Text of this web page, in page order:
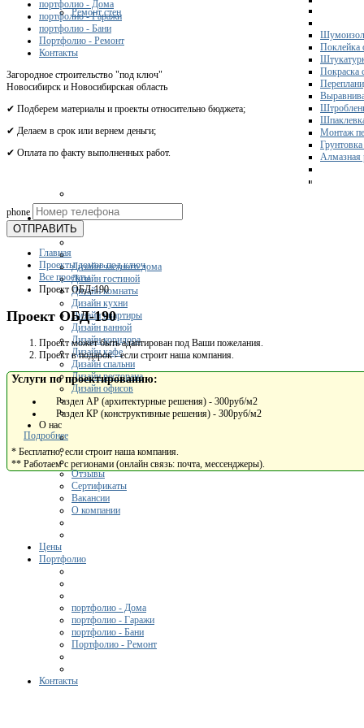
Ремонт стен
Поклейка
Покраска
Монтаж
Грунтовка
Алмазная
Дизайн
Дизайн частного дома
Дизайн гостиной
Дизайн комнаты
Дизайн кухни
Дизайн квартиры
Дизайн ванной
Дизайн коридора
Дизайн кафе
Дизайн спальни
Дизайн ресторана
Дизайн офисов
О нас
Отзывы
Сертификаты
Вакансии
О компании
Цены
Портфолио
портфолио - Дома
портфолио - Гаражи
портфолио - Бани
Портфолио - Ремонт
Контакты
портфолио - Дома
портфолио - Гаражи
портфолио - Бани
Портфолио - Ремонт
Контакты
Загородное строительство "под ключ"
Новосибирск и Новосибирская область
✔ Подберем материалы и проекты относительно бюджета;
✔ Делаем в срок или вернем деньги;
✔ Оплата по факту выполненных работ.
phone
ОТПРАВИТЬ
Главная
Проекты домов под ключ
Все проекты
Проект ОБД-190
Проект ОБД-190
Проект может быть адаптирован под Ваши пожелания.
Проект в подарок - если строит наша компания.
Услуги по проектированию:
Раздел АР (архитектурные решения) - 300руб/м2
Раздел КР (конструктивные решения) - 300руб/м2
Подробнее
* Бесплатно, если строит наша компания.
** Работаем с регионами (онлайн связь: почта, мессенджеры).